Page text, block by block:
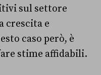
sul settore
crescita e
caso però, è
stime affidabili.